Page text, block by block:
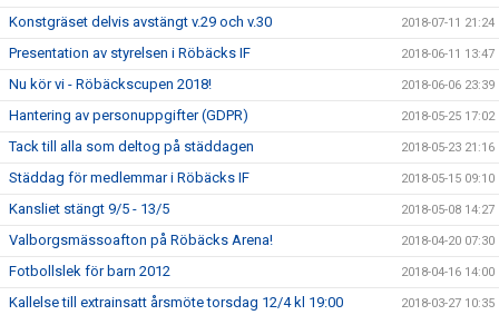
Konstgräset delvis avstängt v.29 och v.30 2018-07-11 21:24
Presentation av styrelsen i Röbäcks IF 2018-06-11 13:47
Nu kör vi - Röbäckscupen 2018! 2018-06-06 23:39
Hantering av personuppgifter (GDPR) 2018-05-25 17:02
Tack till alla som deltog på städdagen 2018-05-23 21:16
Städdag för medlemmar i Röbäcks IF 2018-05-15 09:10
Kansliet stängt 9/5 - 13/5 2018-05-08 14:27
Valborgsmässoafton på Röbäcks Arena! 2018-04-20 07:30
Fotbollslek för barn 2012 2018-04-16 14:00
Kallelse till extrainsatt årsmöte torsdag 12/4 kl 19:00 2018-03-27 10:35